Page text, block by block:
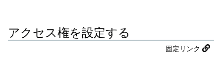
アクセス権を設定する
固定リンク